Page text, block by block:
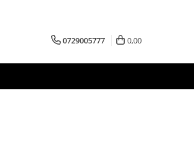
0729005777 0,00